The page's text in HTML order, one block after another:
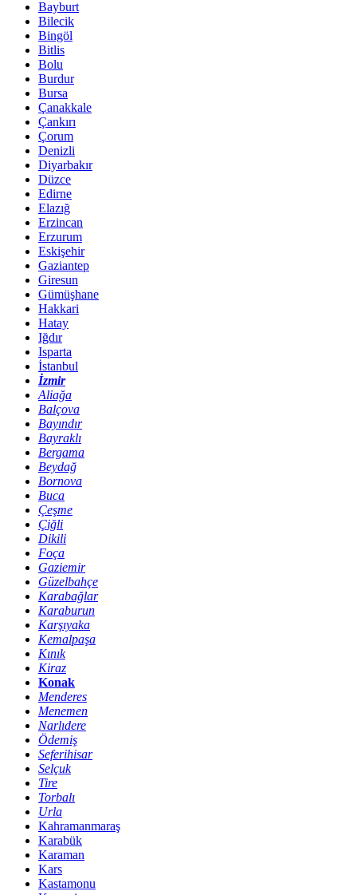
Bayburt
Bilecik
Bingöl
Bitlis
Bolu
Burdur
Bursa
Çanakkale
Çankırı
Çorum
Denizli
Diyarbakır
Düzce
Edirne
Elazığ
Erzincan
Erzurum
Eskişehir
Gaziantep
Giresun
Gümüşhane
Hakkari
Hatay
Iğdır
Isparta
İstanbul
İzmir
Aliağa
Balçova
Bayındır
Bayraklı
Bergama
Beydağ
Bornova
Buca
Çeşme
Çiğli
Dikili
Foça
Gaziemir
Güzelbahçe
Karabağlar
Karaburun
Karşıyaka
Kemalpaşa
Kınık
Kiraz
Konak
Menderes
Menemen
Narlıdere
Ödemiş
Seferihisar
Selçuk
Tire
Torbalı
Urla
Kahramanmaraş
Karabük
Karaman
Kars
Kastamonu